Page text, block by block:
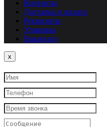
Контакты
Доставка и оплата
Реквизиты
Упаковка
Вакансии
x